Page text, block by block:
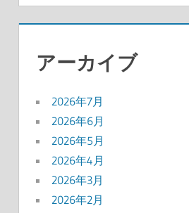
アーカイブ
2026年7月
2026年6月
2026年5月
2026年4月
2026年3月
2026年2月